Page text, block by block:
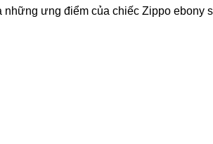
những ưng điểm của chiếc Zippo ebony